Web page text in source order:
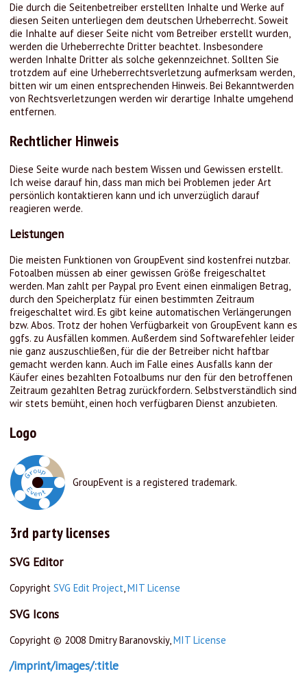
Die durch die Seitenbetreiber erstellten Inhalte und Werke auf
diesen Seiten unterliegen dem deutschen Urheberrecht. Soweit
die Inhalte auf dieser Seite nicht vom Betreiber erstellt wurden,
werden die Urheberrechte Dritter beachtet. Insbesondere
werden Inhalte Dritter als solche gekennzeichnet. Sollten Sie
trotzdem auf eine Urheberrechtsverletzung aufmerksam werden,
bitten wir um einen entsprechenden Hinweis. Bei Bekanntwerden
von Rechtsverletzungen werden wir derartige Inhalte umgehend
entfernen.
Rechtlicher Hinweis
Diese Seite wurde nach bestem Wissen und Gewissen erstellt.
Ich weise darauf hin, dass man mich bei Problemen jeder Art
persönlich kontaktieren kann und ich unverzüglich darauf
reagieren werde.
Leistungen
Die meisten Funktionen von GroupEvent sind kostenfrei nutzbar.
Fotoalben müssen ab einer gewissen Größe freigeschaltet
werden. Man zahlt per Paypal pro Event einen einmaligen Betrag,
durch den Speicherplatz für einen bestimmten Zeitraum
freigeschaltet wird. Es gibt keine automatischen Verlängerungen
bzw. Abos. Trotz der hohen Verfügbarkeit von GroupEvent kann es
ggfs. zu Ausfällen kommen. Außerdem sind Softwarefehler leider
nie ganz auszuschließen, für die der Betreiber nicht haftbar
gemacht werden kann. Auch im Falle eines Ausfalls kann der
Käufer eines bezahlten Fotoalbums nur den für den betroffenen
Zeitraum gezahlten Betrag zurückfordern. Selbstverständlich sind
wir stets bemüht, einen hoch verfügbaren Dienst anzubieten.
Logo
GroupEvent is a registered trademark.
3rd party licenses
SVG Editor
Copyright SVG Edit Project,MIT License
SVG Icons
Copyright © 2008 Dmitry Baranovskiy, MIT License
/imprint/images/:title